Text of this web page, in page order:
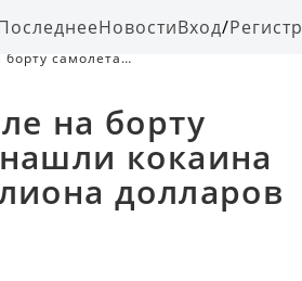
НовостиВход/
самолета
на борту
кокаина
долларов